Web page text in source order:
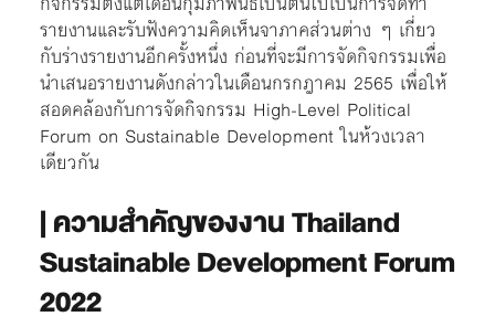
รายงานและรับฟังความคิดเห็นจาภาคส่วนต่าง ๆ เกี่ยว
กับร่างรายงานอีกครั้งหนึ่ง ก่อนที่จะมีการจัดกิจกรรมเพื่อ
นำเสนอรายงานดังกล่าวในเดือนกรกฎาคม 2565 เพื่อให้
สอดคล้องกับการจัดกิจกรรม High-Level Political
Forum on Sustainable Development ในห้วงเวลา
เดียวกัน
| ความสำคัญของงานThailand
Sustainable Development Forum
2022